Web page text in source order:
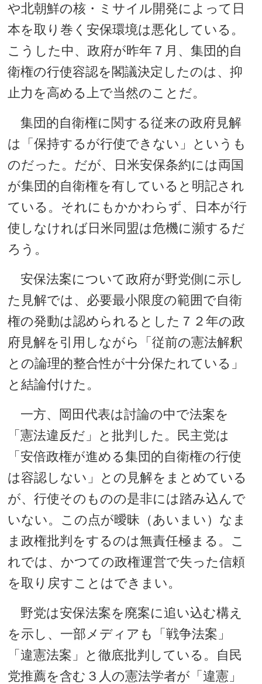
や北朝鮮の核・ミサイル開発によって日
本を取り巻く安保環境は悪化している。
こうした中、政府が昨年７月、集団的自
衛権の行使容認を閣議決定したのは、抑
止力を高める上で当然のことだ。
集団的自衛権に関する従来の政府見解
は「保持するが行使できない」というも
のだった。だが、日米安保条約には両国
が集団的自衛権を有していると明記され
ている。それにもかかわらず、日本が行
使しなければ日米同盟は危機に瀕するだ
ろう。
安保法案について政府が野党側に示し
た見解では、必要最小限度の範囲で自衛
権の発動は認められるとした７２年の政
府見解を引用しながら「従前の憲法解釈
との論理的整合性が十分保たれている」
と結論付けた。
一方、岡田代表は討論の中で法案を
「憲法違反だ」と批判した。民主党は
「安倍政権が進める集団的自衛権の行使
は容認しない」との見解をまとめている
が、行使そのものの是非には踏み込んで
いない。この点が曖昧（あいまい）なま
ま政権批判をするのは無責任極まる。こ
れでは、かつての政権運営で失った信頼
を取り戻すことはできまい。
野党は安保法案を廃案に追い込む構え
を示し、一部メディアも「戦争法案」
「違憲法案」と徹底批判している。自民
党推薦を含む３人の憲法学者が「違憲」